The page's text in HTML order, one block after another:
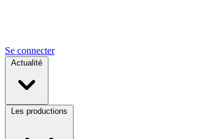
Se connecter
Actualité
Les productions